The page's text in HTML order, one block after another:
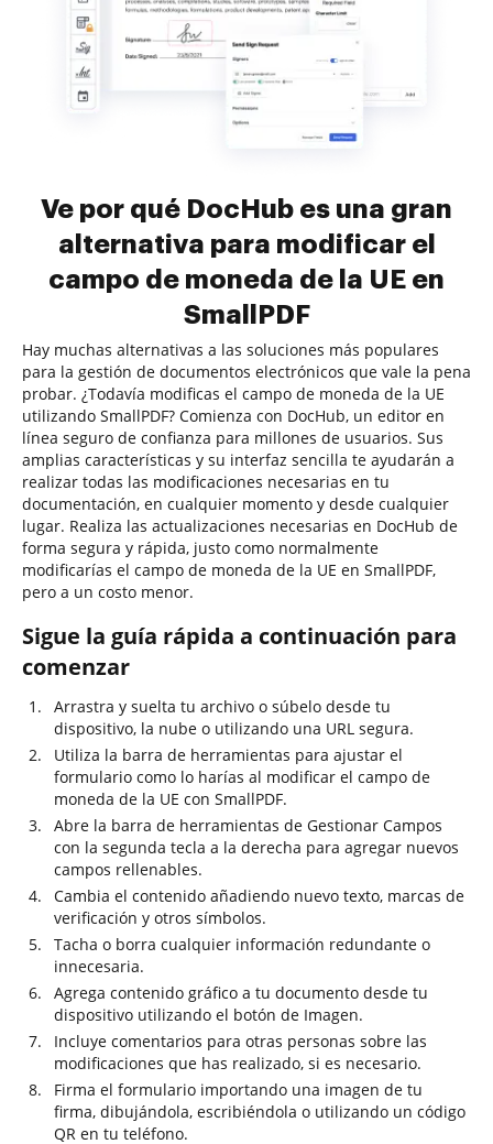
Ve por qué DocHub es una gran
alternativa para modificar el
campo de moneda de la UE en
SmallPDF
Hay muchas alternativas a las soluciones más populares
para la gestión de documentos electrónicos que vale la pena
probar. ¿Todavía modificas el campo de moneda de la UE
utilizando SmallPDF? Comienza con DocHub, un editor en
línea seguro de confianza para millones de usuarios. Sus
amplias características y su interfaz sencilla te ayudarán a
realizar todas las modificaciones necesarias en tu
documentación, en cualquier momento y desde cualquier
lugar. Realiza las actualizaciones necesarias en DocHub de
forma segura y rápida, justo como normalmente
modificarías el campo de moneda de la UE en SmallPDF,
pero a un costo menor.
Sigue la guía rápida a continuación para
comenzar
Arrastra y suelta tu archivo o súbelo desde tu
dispositivo, la nube o utilizando una URL segura.
Utiliza la barra de herramientas para ajustar el
formulario como lo harías al modificar el campo de
moneda de la UE con SmallPDF.
Abre la barra de herramientas de Gestionar Campos
con la segunda tecla a la derecha para agregar nuevos
campos rellenables.
Cambia el contenido añadiendo nuevo texto, marcas de
verificación y otros símbolos.
Tacha o borra cualquier información redundante o
innecesaria.
Agrega contenido gráfico a tu documento desde tu
dispositivo utilizando el botón de Imagen.
Incluye comentarios para otras personas sobre las
modificaciones que has realizado, si es necesario.
Firma el formulario importando una imagen de tu
firma, dibujándola, escribiéndola o utilizando un código
QR en tu teléfono.